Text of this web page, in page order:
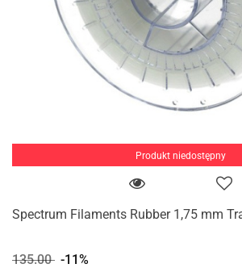
Produkt niedostępny
Spectrum Filaments Rubber 1,75 mm
135.00 -11%